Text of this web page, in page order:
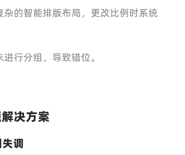
杂的智能排版布局，更改比例时系统
行分组，导致错位。
决方案
调